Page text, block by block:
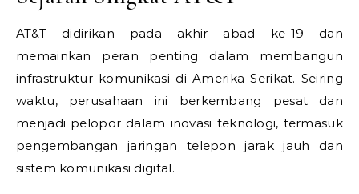
AT&T didirikan pada akhir abad ke-19 dan
memainkan peran penting dalam membangun
infrastruktur komunikasi di Amerika Serikat. Seiring
waktu, perusahaan ini berkembang pesat dan
menjadi pelopor dalam inovasi teknologi, termasuk
pengembangan jaringan telepon jarak jauh dan
sistem komunikasi digital.